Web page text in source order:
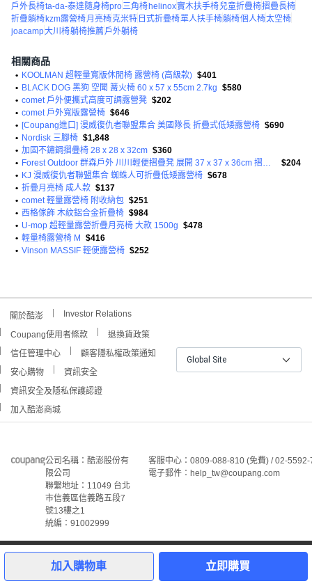
加入購物車 立即購買
1
戶外長椅ta-da-泰達隨身椅pro三角椅 helinox實木扶手椅兒童折疊椅摺疊長椅
折疊躺椅 kzm露營椅月亮椅克米特 日式折疊椅單人扶手椅躺椅個人椅太空椅
joacamp大川椅躺椅推薦 戶外躺椅
相關商品
• KOOLMAN 超輕量寬版休閒椅 露營椅 (高級款) $401
• BLACK DOG 黑狗 空聞 篝火椅 60 x 57 x 55cm 2.7kg $580
• comet 戶外便攜式高度可調露營凳 $202
• comet 戶外寬版露營椅 $646
• [Coupang進口] 漫威復仇者聯盟集合 美國隊長 折疊式低矮露營椅 $690
• Nordisk 三腳椅 $1,848
• 加固不鏽鋼摺疊椅 28 x 28 x 32cm $360
•
Forest Outdoor 群森戶外 川川輕便摺疊凳 展開 37 x 37 x 36cm 摺疊 13 x 13 x 47cm 950g
$204
• KJ 漫威復仇者聯盟集合 蜘蛛人可折疊低矮露營椅 $678
• 折疊月亮椅 成人款 $137
• comet 輕量露營椅 附收納包 $251
• 西格傢飾 木紋鋁合金折疊椅 $984
• U-mop 超輕量露營折疊月亮椅 大款 1500g $478
• 輕量椅露營椅 M
$416
• Vinson MASSIF 輕便露營椅 $252
關於酷澎 Investor Relations
Coupang使用者條款
退換貨政策
信任管理中心
顧客隱私權政策通知
安心購物
資訊安全
資訊安全及隱私保護認證
加入酷澎商城
Global Site
公司名稱：酷澎股份有
限公司
聯繫地址：11049 台北
市信義區信義路五段7
號13樓之1
統編：91002999
客服中心：0809-088-810 (免費) / 02-
電子郵件：help_tw@coupang.com
©Coupang Taiwan Co., Ltd. 保留所有權利。
本網站上顯示的所有商標、標誌和服務標誌均為酷澎股份有
限公司和/或其在美國和其他國家/地區註冊之關聯公司之所